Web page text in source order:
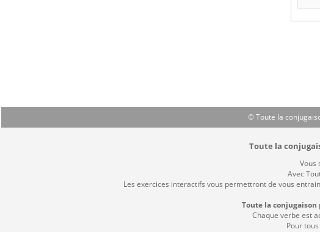
© Toute la
Toute la
Vous
Avec
Les exercices interactifs vous permettront de vous
Toute la conjugaison
Chaque verbe est
Pour